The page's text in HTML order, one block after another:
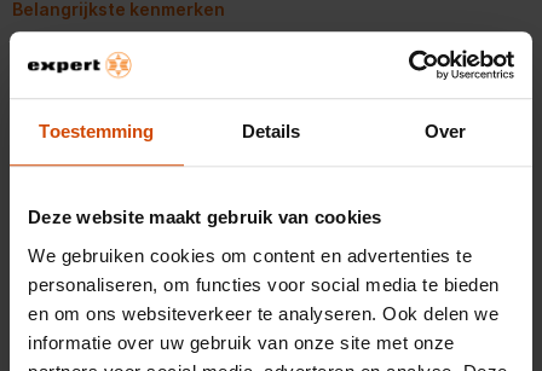
Toestemming Details Over
Deze website maakt gebruik van cookies
We gebruiken cookies om content en advertenties te
personaliseren, om functies voor social media te bieden
en om ons websiteverkeer te analyseren. Ook delen we
informatie over uw gebruik van onze site met onze
Belangrijkste kenmerken
Kleur
Gewicht en omvang
Hoogte verpakking 25 mm
Gewicht verpakking 31 g
Beoordelingen